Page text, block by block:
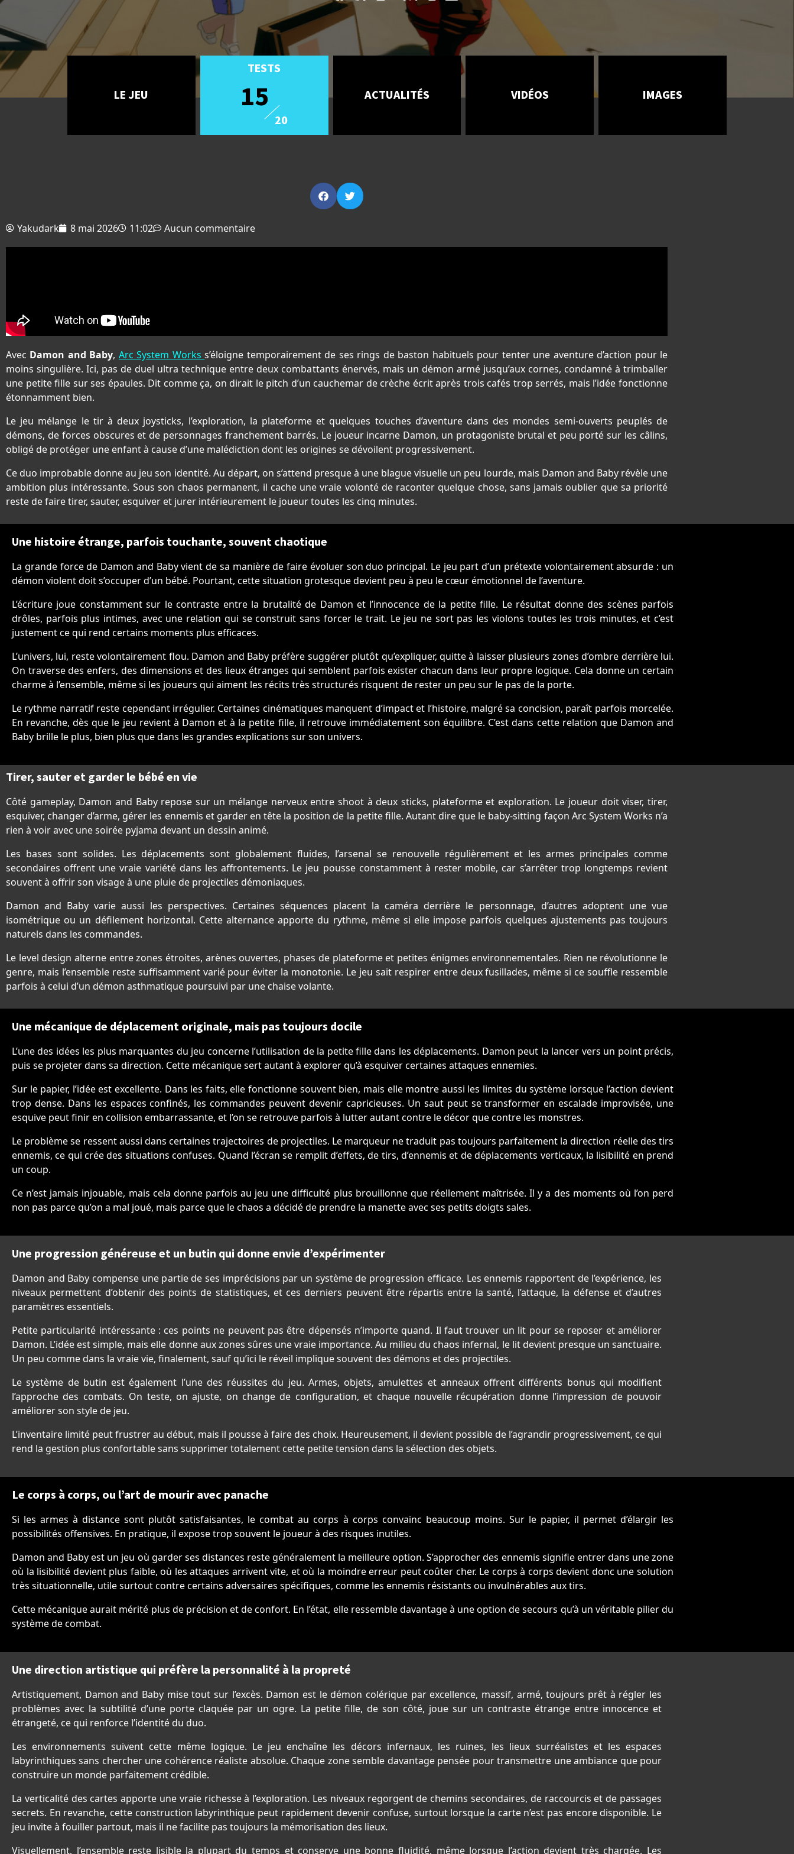
LE JEU
TESTS
15
20
ACTUALITÉS VIDÉOS IMAGES
Yakudark 8 mai 2026 11:02 Aucun commentaire
Avec Damon and Baby, Arc System Works s’éloigne temporairement de ses rings de baston habituels pour tenter une aventure d’action pour le
moins singulière. Ici, pas de duel ultra technique entre deux combattants énervés, mais un démon armé jusqu’aux cornes, condamné à trimballer
une petite fille sur ses épaules. Dit comme ça, on dirait le pitch d’un cauchemar de crèche écrit après trois cafés trop serrés, mais l’idée fonctionne
étonnamment bien.
Le jeu mélange le tir à deux joysticks, l’exploration, la plateforme et quelques touches d’aventure dans des mondes semi-ouverts peuplés de
démons, de forces obscures et de personnages franchement barrés. Le joueur incarne Damon, un protagoniste brutal et peu porté sur les câlins,
obligé de protéger une enfant à cause d’une malédiction dont les origines se dévoilent progressivement.
Ce duo improbable donne au jeu son identité. Au départ, on s’attend presque à une blague visuelle un peu lourde, mais Damon and Baby révèle une
ambition plus intéressante. Sous son chaos permanent, il cache une vraie volonté de raconter quelque chose, sans jamais oublier que sa priorité
reste de faire tirer, sauter, esquiver et jurer intérieurement le joueur toutes les cinq minutes.
Une histoire étrange, parfois touchante, souvent chaotique
La grande force de Damon and Baby vient de sa manière de faire évoluer son duo principal. Le jeu part d’un prétexte volontairement absurde : un
démon violent doit s’occuper d’un bébé. Pourtant, cette situation grotesque devient peu à peu le cœur émotionnel de l’aventure.
L’écriture joue constamment sur le contraste entre la brutalité de Damon et l’innocence de la petite fille. Le résultat donne des scènes parfois
drôles, parfois plus intimes, avec une relation qui se construit sans forcer le trait. Le jeu ne sort pas les violons toutes les trois minutes, et c’est
justement ce qui rend certains moments plus efficaces.
L’univers, lui, reste volontairement flou. Damon and Baby préfère suggérer plutôt qu’expliquer, quitte à laisser plusieurs zones d’ombre derrière lui.
On traverse des enfers, des dimensions et des lieux étranges qui semblent parfois exister chacun dans leur propre logique. Cela donne un certain
charme à l’ensemble, même si les joueurs qui aiment les récits très structurés risquent de rester un peu sur le pas de la porte.
Le rythme narratif reste cependant irrégulier. Certaines cinématiques manquent d’impact et l’histoire, malgré sa concision, paraît parfois morcelée.
En revanche, dès que le jeu revient à Damon et à la petite fille, il retrouve immédiatement son équilibre. C’est dans cette relation que Damon and
Baby brille le plus, bien plus que dans les grandes explications sur son univers.
Tirer, sauter et garder le bébé en vie
Côté gameplay, Damon and Baby repose sur un mélange nerveux entre shoot à deux sticks, plateforme et exploration. Le joueur doit viser, tirer,
esquiver, changer d’arme, gérer les ennemis et garder en tête la position de la petite fille. Autant dire que le baby-sitting façon Arc System Works n’a
rien à voir avec une soirée pyjama devant un dessin animé.
Les bases sont solides. Les déplacements sont globalement fluides, l’arsenal se renouvelle régulièrement et les armes principales comme
secondaires offrent une vraie variété dans les affrontements. Le jeu pousse constamment à rester mobile, car s’arrêter trop longtemps revient
souvent à offrir son visage à une pluie de projectiles démoniaques.
Damon and Baby varie aussi les perspectives. Certaines séquences placent la caméra derrière le personnage, d’autres adoptent une vue
isométrique ou un défilement horizontal. Cette alternance apporte du rythme, même si elle impose parfois quelques ajustements pas toujours
naturels dans les commandes.
Le level design alterne entre zones étroites, arènes ouvertes, phases de plateforme et petites énigmes environnementales. Rien ne révolutionne le
genre, mais l’ensemble reste suffisamment varié pour éviter la monotonie. Le jeu sait respirer entre deux fusillades, même si ce souffle ressemble
parfois à celui d’un démon asthmatique poursuivi par une chaise volante.
Une mécanique de déplacement originale, mais pas toujours docile
L’une des idées les plus marquantes du jeu concerne l’utilisation de la petite fille dans les déplacements. Damon peut la lancer vers un point précis,
puis se projeter dans sa direction. Cette mécanique sert autant à explorer qu’à esquiver certaines attaques ennemies.
Sur le papier, l’idée est excellente. Dans les faits, elle fonctionne souvent bien, mais elle montre aussi les limites du système lorsque l’action devient
trop dense. Dans les espaces confinés, les commandes peuvent devenir capricieuses. Un saut peut se transformer en escalade improvisée, une
esquive peut finir en collision embarrassante, et l’on se retrouve parfois à lutter autant contre le décor que contre les monstres.
Le problème se ressent aussi dans certaines trajectoires de projectiles. Le marqueur ne traduit pas toujours parfaitement la direction réelle des tirs
ennemis, ce qui crée des situations confuses. Quand l’écran se remplit d’effets, de tirs, d’ennemis et de déplacements verticaux, la lisibilité en prend
un coup.
Ce n’est jamais injouable, mais cela donne parfois au jeu une difficulté plus brouillonne que réellement maîtrisée. Il y a des moments où l’on perd
non pas parce qu’on a mal joué, mais parce que le chaos a décidé de prendre la manette avec ses petits doigts sales.
Une progression généreuse et un butin qui donne envie d’expérimenter
Damon and Baby compense une partie de ses imprécisions par un système de progression efficace. Les ennemis rapportent de l’expérience, les
niveaux permettent d’obtenir des points de statistiques, et ces derniers peuvent être répartis entre la santé, l’attaque, la défense et d’autres
paramètres essentiels.
Petite particularité intéressante : ces points ne peuvent pas être dépensés n’importe quand. Il faut trouver un lit pour se reposer et améliorer
Damon. L’idée est simple, mais elle donne aux zones sûres une vraie importance. Au milieu du chaos infernal, le lit devient presque un sanctuaire.
Un peu comme dans la vraie vie, finalement, sauf qu’ici le réveil implique souvent des démons et des projectiles.
Le système de butin est également l’une des réussites du jeu. Armes, objets, amulettes et anneaux offrent différents bonus qui modifient
l’approche des combats. On teste, on ajuste, on change de configuration, et chaque nouvelle récupération donne l’impression de pouvoir
améliorer son style de jeu.
L’inventaire limité peut frustrer au début, mais il pousse à faire des choix. Heureusement, il devient possible de l’agrandir progressivement, ce qui
rend la gestion plus confortable sans supprimer totalement cette petite tension dans la sélection des objets.
Le corps à corps, ou l’art de mourir avec panache
Si les armes à distance sont plutôt satisfaisantes, le combat au corps à corps convainc beaucoup moins. Sur le papier, il permet d’élargir les
possibilités offensives. En pratique, il expose trop souvent le joueur à des risques inutiles.
Damon and Baby est un jeu où garder ses distances reste généralement la meilleure option. S’approcher des ennemis signifie entrer dans une zone
où la lisibilité devient plus faible, où les attaques arrivent vite, et où la moindre erreur peut coûter cher. Le corps à corps devient donc une solution
très situationnelle, utile surtout contre certains adversaires spécifiques, comme les ennemis résistants ou invulnérables aux tirs.
Cette mécanique aurait mérité plus de précision et de confort. En l’état, elle ressemble davantage à une option de secours qu’à un véritable pilier du
système de combat.
Une direction artistique qui préfère la personnalité à la propreté
Artistiquement, Damon and Baby mise tout sur l’excès. Damon est le démon colérique par excellence, massif, armé, toujours prêt à régler les
problèmes avec la subtilité d’une porte claquée par un ogre. La petite fille, de son côté, joue sur un contraste étrange entre innocence et
étrangeté, ce qui renforce l’identité du duo.
Les environnements suivent cette même logique. Le jeu enchaîne les décors infernaux, les ruines, les lieux surréalistes et les espaces
labyrinthiques sans chercher une cohérence réaliste absolue. Chaque zone semble davantage pensée pour transmettre une ambiance que pour
construire un monde parfaitement crédible.
La verticalité des cartes apporte une vraie richesse à l’exploration. Les niveaux regorgent de chemins secondaires, de raccourcis et de passages
secrets. En revanche, cette construction labyrinthique peut rapidement devenir confuse, surtout lorsque la carte n’est pas encore disponible. Le
jeu invite à fouiller partout, mais il ne facilite pas toujours la mémorisation des lieux.
Visuellement, l’ensemble reste lisible la plupart du temps et conserve une bonne fluidité, même lorsque l’action devient très chargée. Les